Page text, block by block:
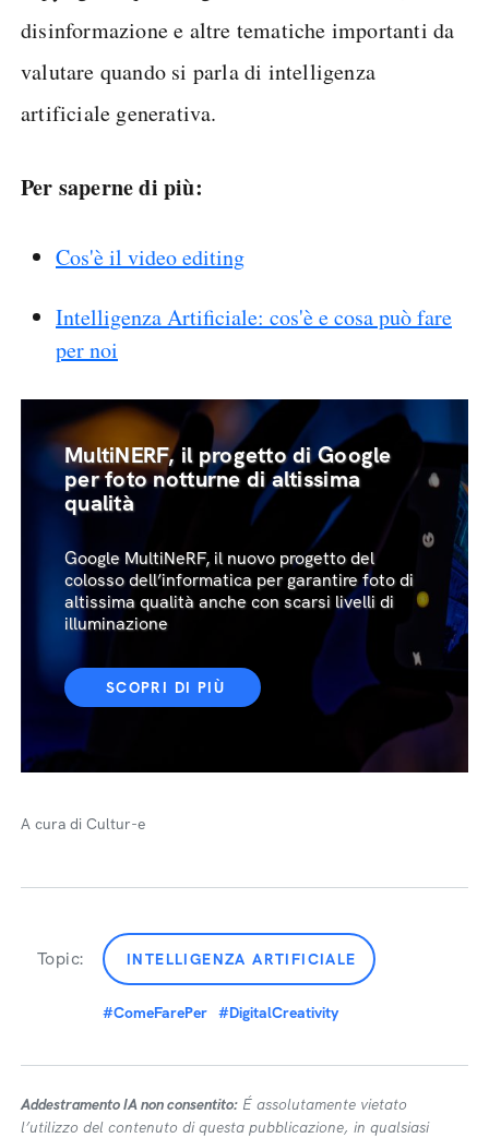
disinformazione e altre tematiche importanti da
valutare quando si parla di intelligenza
artificiale generativa.
Per saperne di più:
Cos'è il video editing
Intelligenza Artificiale: cos'è e cosa può fare
per noi
MultiNERF, il progetto di Google
per foto notturne di altissima
qualità
Google MultiNeRF, il nuovo progetto del
colosso dell’informatica per garantire foto di
altissima qualità anche con scarsi livelli di
illuminazione
SCOPRI DI PIÙ
A cura di Cultur-e
Topic: INTELLIGENZA ARTIFICIALE
#ComeFarePer #DigitalCreativity
Addestramento IA non consentito: É assolutamente vietato
l’utilizzo del contenuto di questa pubblicazione, in qualsiasi